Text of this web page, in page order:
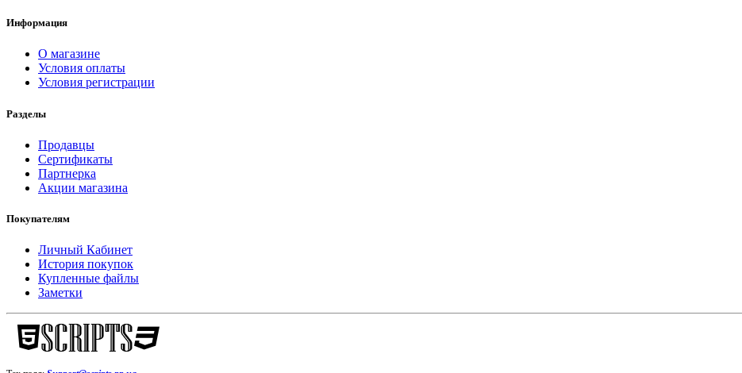
Информация
О магазине
Условия оплаты
Условия регистрации
Разделы
Продавцы
Сертификаты
Партнерка
Акции магазина
Покупателям
Личный Кабинет
История покупок
Купленные файлы
Заметки